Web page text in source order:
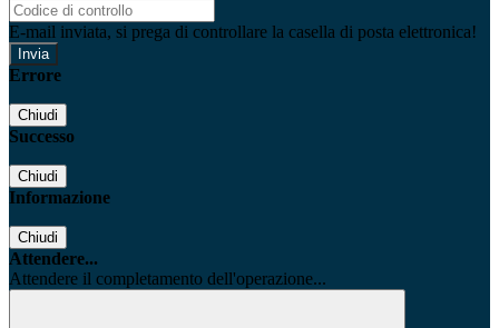
E-mail inviata, si prega di controllare la casella di posta elettronica!
Errore
Chiudi
Successo
Chiudi
Informazione
Chiudi
Attendere...
Attendere il completamento dell'operazione...